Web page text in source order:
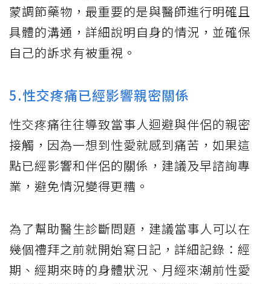
蒙調節藥物，最重要的是與醫師進行明確且
具體的溝通，詳細說明自身的情況，並確保
自己的訴求有被重視。
5.性交疼痛已經影響親密關係
性交疼痛往往導致當事人迴避與伴侶的親密
接觸，因為一想到性愛就感到痛苦，如果這
點已經影響和伴侶的關係，建議及早諮詢專
業，避免情況變得更糟。
為了幫助醫生診斷問題，建議當事人可以在
幾個禮拜之前就開始寫日記，詳細記錄：經
期、經期來時的身體狀況、月經來潮前性愛